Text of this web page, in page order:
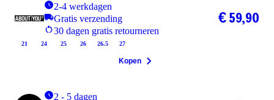
2-4 werkdagen
Gratis verzending
30 dagen gratis retourneren
21 24 25 26 26.5 27
€ 59,90
Kopen
2 - 5 dagen